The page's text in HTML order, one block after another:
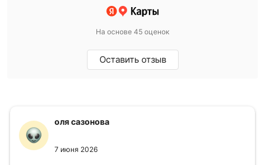
На основе 45 оценок
Оставить отзыв
оля сазонова
7 июня 2026